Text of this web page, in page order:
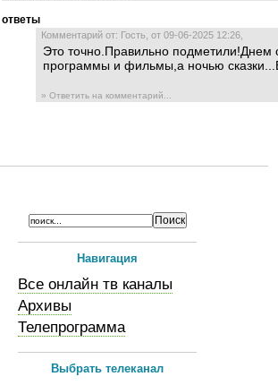
ответы
Комментарий от: Гость, от 09-06-2025 12:26,
Это точно.Правильно подметили!Днем
программы и фильмы,а ночью
» Ответить на комментарий...
Навигация
Все онлайн тв каналы
Архивы
Телепрограмма
Выбрать телеканал